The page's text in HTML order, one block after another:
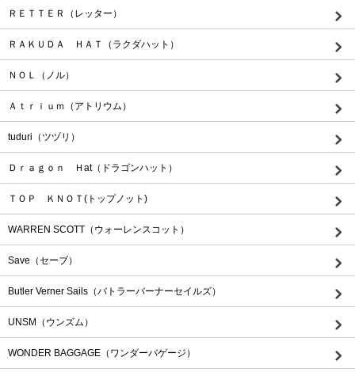
ＲＥＴＴＥＲ（レッター）
ＲＡＫＵＤＡ ＨＡＴ（ラクダハット）
ＮＯＬ（ノル）
Ａｔｒｉｕｍ（アトリウム）
tuduri（ツヅリ）
Ｄｒａｇｏｎ Ｈat（ドラゴンハット）
ＴＯＰ ＫＮＯＴ(トップノット)
WARREN SCOTT（ウォーレンスコット）
Save（セーブ）
Butler Verner Sails（バトラーバーナーセイルズ）
UNSM（ウンズム）
WONDER BAGGAGE（ワンダーバゲージ）